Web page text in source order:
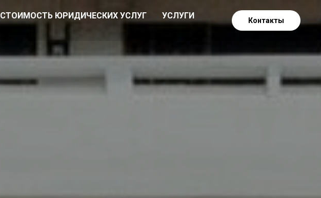
СТОИМОСТЬ ЮРИДИЧЕСКИХ УСЛУГ
УСЛУГИ
Контакты